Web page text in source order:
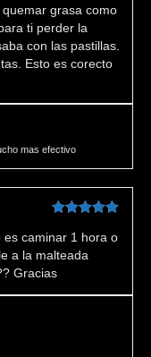
grasa como
ti perder la
con las pastillas.
Esto es corecto
mas efectivo
5de 5
es caminar 1 hora o
a la malteada
Gracias